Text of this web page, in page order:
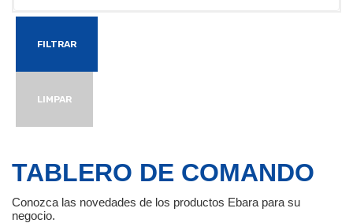
FILTRAR
LIMPAR
TABLERO DE COMANDO
Conozca las novedades de los productos Ebara para su
negocio.